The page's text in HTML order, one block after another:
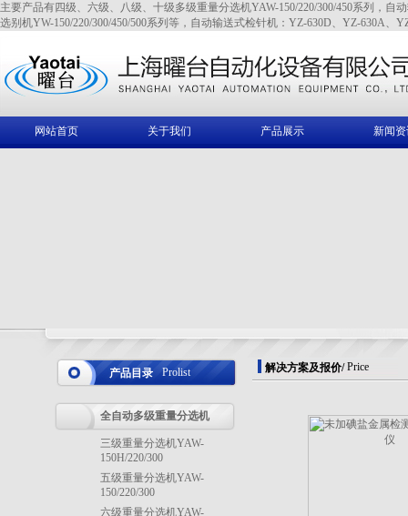
主要产品有四级、六级、八级、十级多级重量分选机YAW-150/220/300/450系列，自
选别机YW-150/220/300/450/500系列等，自动输送式检针机：YZ-630D、YZ-630A、
网站首页 关于我们 产品展示 新闻
产品目录 Prolist
全自动多级重量分选机
三级重量分选机YAW-
150H/220/300
五级重量分选机YAW-
150/220/300
六级重量分选机YAW-
解决方案及报价/ Price